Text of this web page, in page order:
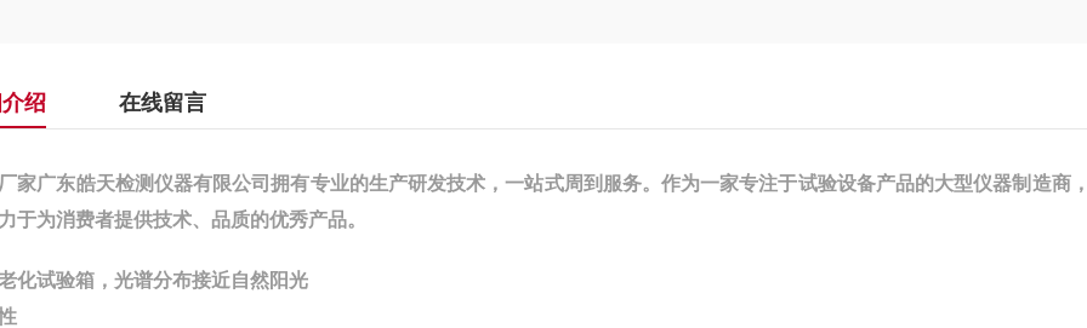
绍 在线留言
家广东皓天检测仪器有限公司拥有专业的生产研发技术，一站式周到服务。作为一家专注于试验设备产品的大型仪器制造商
于为消费者提供技术、品质的优秀产品。
化试验箱，光谱分布接近自然阳光